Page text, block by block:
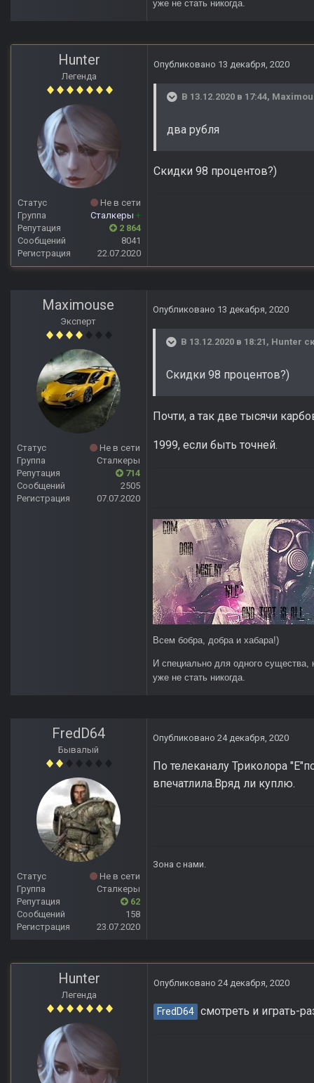
уже не стать никогда.
Hunter
Легенда
Статус
Не в сети
Группа
Сталкеры +
Репутация
2 864
Сообщений
8041
Регистрация
22.07.2020
Опубликовано 13 декабря, 2020
В 13.12.2020 в 17:44,
два рубля
Скидки 98 процентов?)
Maximouse
Эксперт
Статус
Не в сети
Группа
Сталкеры
Репутация
714
Сообщений
2505
Регистрация
07.07.2020
Опубликовано 13 декабря, 2020
В 13.12.2020 в 18:21, Hunter
Скидки 98 процентов?)
Почти, а так две тысячи
1999, если быть точней.
Всем бобра, добра и хабара!)
И специально для одного
уже не стать никогда.
FredD64
Бывалый
Статус
Не в сети
Группа
Сталкеры
Репутация
62
Сообщений
158
Регистрация
23.07.2020
Опубликовано 24 декабря, 2020
По телеканалу Триколора
впечатлила.Вряд ли куплю.
Зона с нами.
Hunter
Легенда
Опубликовано 24 декабря, 2020
FredD64 смотреть и играть-